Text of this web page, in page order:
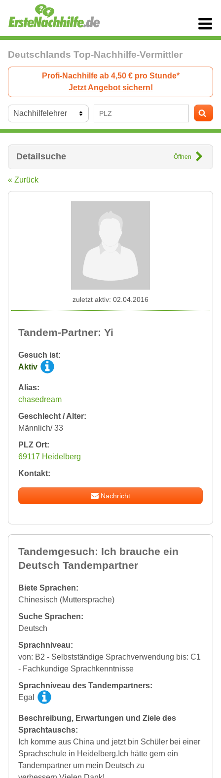
Deutschlands Top-Nachhilfe-Vermittler
Profi-Nachhilfe ab 4,50 € pro Stunde*
Jetzt Angebot sichern!
Detailsuche Öffnen
« Zurück
Tandem-Partner: Yi
Gesuch ist:
Aktiv
Alias:
chasedream
Geschlecht / Alter:
Männlich/ 33
PLZ Ort:
69117 Heidelberg
Kontakt:
Nachricht
zuletzt aktiv: 02.04.2016
Tandemgesuch: Ich brauche ein
Deutsch Tandempartner
Biete Sprachen:
Chinesisch (Muttersprache)
Suche Sprachen:
Deutsch
Sprachniveau:
von: B2 - Selbstständige Sprachverwendung bis: C1
- Fachkundige Sprachkenntnisse
Sprachniveau des Tandempartners:
Egal
Beschreibung, Erwartungen und Ziele des
Sprachtauschs:
Ich komme aus China und jetzt bin Schüler bei einer
Sprachschule in Heidelberg.Ich hätte gern ein
Tandempartner um mein Deutsch zu